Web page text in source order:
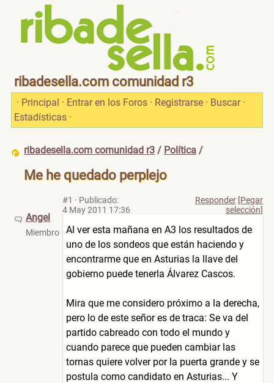
ribadesella.com comunidad r3
· Principal · Entrar en los Foros · Registrarse · Buscar ·
Estadísticas ·
ribadesella.com comunidad r3 / Política /
Me he quedado perplejo
Angel
Miembro
#1 · Publicado:
4 May 2011 17:36
Responder [Pegar
selección]
Al ver esta mañana en A3 los resultados de
uno de los sondeos que están haciendo y
encontrarme que en Asturias la llave del
gobierno puede tenerla Álvarez Cascos.
Mira que me considero próximo a la derecha,
pero lo de este señor es de traca: Se va del
partido cabreado con todo el mundo y
cuando parece que pueden cambiar las
tornas quiere volver por la puerta grande y se
postula como candidato en Asturias... Y